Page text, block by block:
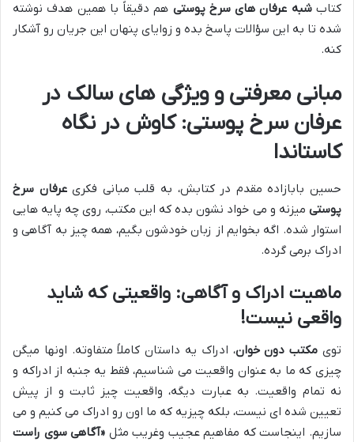
کتابشبه عرفان های سرخ پوستی هم دقیقاً با همین هدف نوشته
شده تا به این سؤالات پاسخ بده و زوایای پنهان این جریان رو آشکار
کنه.
مبانی معرفتی و ویژگی های سالک در
عرفان سرخ پوستی: کاوش در نگاه
کاستاندا
حسین بابازاده مقدم در کتابش، به قلب مبانی فکریعرفان سرخ
پوستی میزنه و می خواد نشون بده که این مکتب، روی چه پایه هایی
استوار شده. اگه بخوایم از زبان خودشون بگیم، همه چیز به آگاهی و
ادراک برمی گرده.
ماهیت ادراک و آگاهی: واقعیتی که شاید
واقعی نیست!
توی مکتب دون خوان، ادراک یه داستان کاملاً متفاوته. اونها میگن
چیزی که ما به عنوان واقعیت می شناسیم، فقط یه جنبه از ادراکه و
نه تمام واقعیت. به عبارت دیگه، واقعیت چیز ثابت و از پیش
تعیین شده ای نیست، بلکه چیزیه که ما اون رو ادراک می کنیم و می
سازیم. اینجاست که مفاهیم عجیب وغریب مثل «آگاهی سوی راست